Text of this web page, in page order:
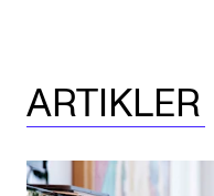
ARTIKLER